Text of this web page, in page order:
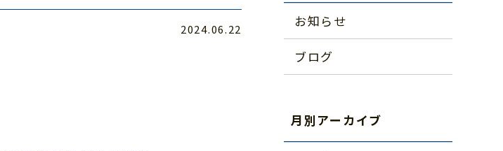
2024.06.22 お知らせ
ブログ
月別アーカイブ